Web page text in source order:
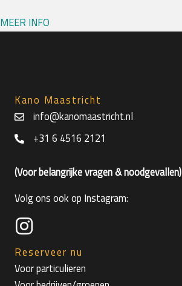
MEER INFO
Kano Maastricht
info@kanomaastricht.nl
+31 6 4516 2121
(Voor belangrijke vragen & noodgevallen)
Volg ons ook op Instagram:
Reserveer nu
Voor particulieren